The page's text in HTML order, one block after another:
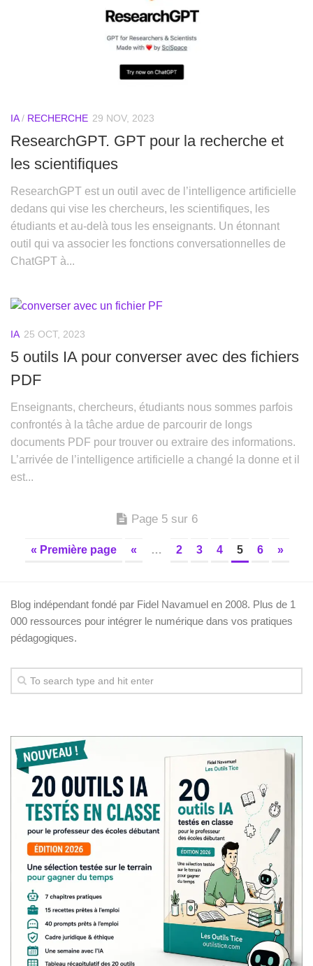
IA/ RECHERCHE 29 NOV, 2023
ResearchGPT. GPT pour la recherche et
les scientifiques
ResearchGPT est un outil avec de l’intelligence artificielle
dedans qui vise les chercheurs, les scientifiques, les
étudiants et au-delà tous les enseignants. Un étonnant
outil qui va associer les fonctions conversationnelles de
ChatGPT à...
IA 25 OCT, 2023
5 outils IA pour converser avec des fichiers
PDF
Enseignants, chercheurs, étudiants nous sommes parfois
confrontés à la tâche ardue de parcourir de longs
documents PDF pour trouver ou extraire des informations.
L’arrivée de l’intelligence artificielle a changé la donne et il
est...
Page 5 sur 6
« Première page « … 2 3 4 5 6 »
Blog indépendant fondé par Fidel Navamuel en 2008. Plus de 1
000 ressources pour intégrer le numérique dans vos pratiques
pédagogiques.